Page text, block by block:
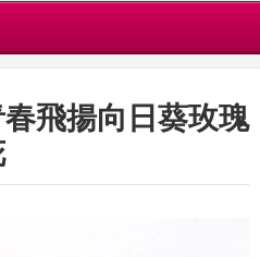
飛揚向日葵玫瑰